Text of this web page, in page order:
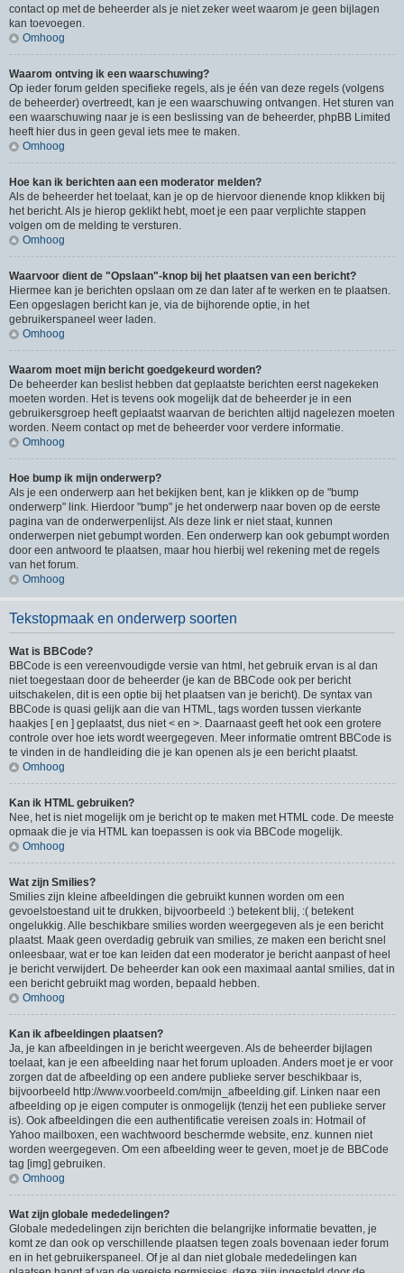
contact op met de beheerder als je niet zeker weet waarom je geen bijlagen
kan toevoegen.
Omhoog
Waarom ontving ik een waarschuwing?
Op ieder forum gelden specifieke regels, als je één van deze regels (volgens
de beheerder) overtreedt, kan je een waarschuwing ontvangen. Het sturen van
een waarschuwing naar je is een beslissing van de beheerder, phpBB Limited
heeft hier dus in geen geval iets mee te maken.
Omhoog
Hoe kan ik berichten aan een moderator melden?
Als de beheerder het toelaat, kan je op de hiervoor dienende knop klikken bij
het bericht. Als je hierop geklikt hebt, moet je een paar verplichte stappen
volgen om de melding te versturen.
Omhoog
Waarvoor dient de "Opslaan"-knop bij het plaatsen van een bericht?
Hiermee kan je berichten opslaan om ze dan later af te werken en te plaatsen.
Een opgeslagen bericht kan je, via de bijhorende optie, in het
gebruikerspaneel weer laden.
Omhoog
Waarom moet mijn bericht goedgekeurd worden?
De beheerder kan beslist hebben dat geplaatste berichten eerst nagekeken
moeten worden. Het is tevens ook mogelijk dat de beheerder je in een
gebruikersgroep heeft geplaatst waarvan de berichten altijd nagelezen moeten
worden. Neem contact op met de beheerder voor verdere informatie.
Omhoog
Hoe bump ik mijn onderwerp?
Als je een onderwerp aan het bekijken bent, kan je klikken op de "bump
onderwerp" link. Hierdoor "bump" je het onderwerp naar boven op de eerste
pagina van de onderwerpenlijst. Als deze link er niet staat, kunnen
onderwerpen niet gebumpt worden. Een onderwerp kan ook gebumpt worden
door een antwoord te plaatsen, maar hou hierbij wel rekening met de regels
van het forum.
Omhoog
Tekstopmaak en onderwerp soorten
Wat is BBCode?
BBCode is een vereenvoudigde versie van html, het gebruik ervan is al dan
niet toegestaan door de beheerder (je kan de BBCode ook per bericht
uitschakelen, dit is een optie bij het plaatsen van je bericht). De syntax van
BBCode is quasi gelijk aan die van HTML, tags worden tussen vierkante
haakjes [ en ] geplaatst, dus niet < en >. Daarnaast geeft het ook een grotere
controle over hoe iets wordt weergegeven. Meer informatie omtrent BBCode is
te vinden in de handleiding die je kan openen als je een bericht plaatst.
Omhoog
Kan ik HTML gebruiken?
Nee, het is niet mogelijk om je bericht op te maken met HTML code. De meeste
opmaak die je via HTML kan toepassen is ook via BBCode mogelijk.
Omhoog
Wat zijn Smilies?
Smilies zijn kleine afbeeldingen die gebruikt kunnen worden om een
gevoelstoestand uit te drukken, bijvoorbeeld :) betekent blij, :( betekent
ongelukkig. Alle beschikbare smilies worden weergegeven als je een bericht
plaatst. Maak geen overdadig gebruik van smilies, ze maken een bericht snel
onleesbaar, wat er toe kan leiden dat een moderator je bericht aanpast of heel
je bericht verwijdert. De beheerder kan ook een maximaal aantal smilies, dat in
een bericht gebruikt mag worden, bepaald hebben.
Omhoog
Kan ik afbeeldingen plaatsen?
Ja, je kan afbeeldingen in je bericht weergeven. Als de beheerder bijlagen
toelaat, kan je een afbeelding naar het forum uploaden. Anders moet je er voor
zorgen dat de afbeelding op een andere publieke server beschikbaar is,
bijvoorbeeld http://www.voorbeeld.com/mijn_afbeelding.gif. Linken naar een
afbeelding op je eigen computer is onmogelijk (tenzij het een publieke server
is). Ook afbeeldingen die een authentificatie vereisen zoals in: Hotmail of
Yahoo mailboxen, een wachtwoord beschermde website, enz. kunnen niet
worden weergegeven. Om een afbeelding weer te geven, moet je de BBCode
tag [img] gebruiken.
Omhoog
Wat zijn globale mededelingen?
Globale mededelingen zijn berichten die belangrijke informatie bevatten, je
komt ze dan ook op verschillende plaatsen tegen zoals bovenaan ieder forum
en in het gebruikerspaneel. Of je al dan niet globale mededelingen kan